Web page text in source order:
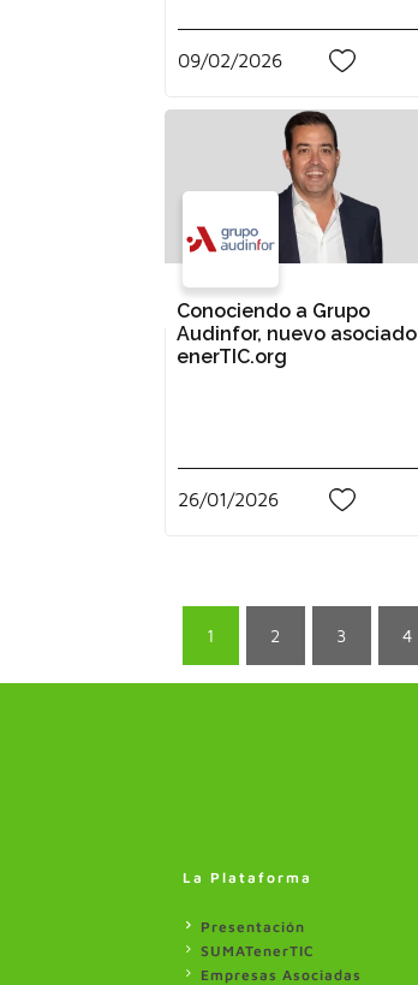
09/02/2026
Conociendo a Grupo
Audinfor, nuevo asociado
enerTIC.org
26/01/2026
1 2 3 4
La Plataforma
Presentación
SUMATenerTIC
Empresas Asociadas